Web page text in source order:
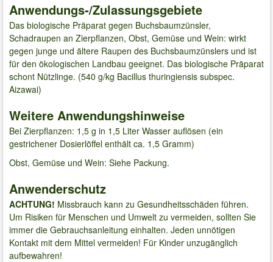
Anwendungs-/Zulassungsgebiete
Das biologische Präparat gegen Buchsbaumzünsler,
Schadraupen an Zierpflanzen, Obst, Gemüse und Wein: wirkt
gegen junge und ältere Raupen des Buchsbaumzünslers und ist
für den ökologischen Landbau geeignet. Das biologische Präparat
schont Nützlinge. (540 g/kg Bacillus thuringiensis subspec.
Aizawai)
Weitere Anwendungshinweise
Bei Zierpflanzen: 1,5 g in 1,5 Liter Wasser auflösen (ein
gestrichener Dosierlöffel enthält ca. 1,5 Gramm)
Obst, Gemüse und Wein: Siehe Packung.
Anwenderschutz
ACHTUNG! Missbrauch kann zu Gesundheitsschäden führen.
Um Risiken für Menschen und Umwelt zu vermeiden, sollten Sie
immer die Gebrauchsanleitung einhalten. Jeden unnötigen
Kontakt mit dem Mittel vermeiden! Für Kinder unzugänglich
aufbewahren!